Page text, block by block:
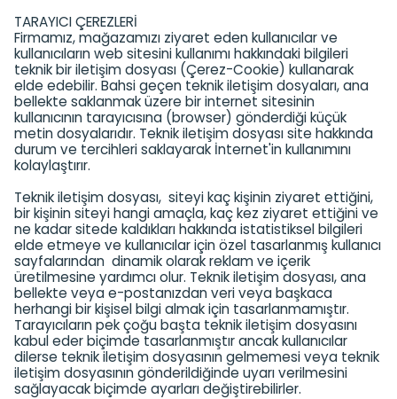
TARAYICI ÇEREZLERİ
Firmamız, mağazamızı ziyaret eden kullanıcılar ve
kullanıcıların web sitesini kullanımı hakkındaki bilgileri
teknik bir iletişim dosyası (Çerez-Cookie) kullanarak
elde edebilir. Bahsi geçen teknik iletişim dosyaları, ana
bellekte saklanmak üzere bir internet sitesinin
kullanıcının tarayıcısına (browser) gönderdiği küçük
metin dosyalarıdır. Teknik iletişim dosyası site hakkında
durum ve tercihleri saklayarak İnternet'in kullanımını
kolaylaştırır.
Teknik iletişim dosyası, siteyi kaç kişinin ziyaret ettiğini,
bir kişinin siteyi hangi amaçla, kaç kez ziyaret ettiğini ve
ne kadar sitede kaldıkları hakkında istatistiksel bilgileri
elde etmeye ve kullanıcılar için özel tasarlanmış kullanıcı
sayfalarından dinamik olarak reklam ve içerik
üretilmesine yardımcı olur. Teknik iletişim dosyası, ana
bellekte veya e-postanızdan veri veya başkaca
herhangi bir kişisel bilgi almak için tasarlanmamıştır.
Tarayıcıların pek çoğu başta teknik iletişim dosyasını
kabul eder biçimde tasarlanmıştır ancak kullanıcılar
dilerse teknik iletişim dosyasının gelmemesi veya teknik
iletişim dosyasının gönderildiğinde uyarı verilmesini
sağlayacak biçimde ayarları değiştirebilirler.